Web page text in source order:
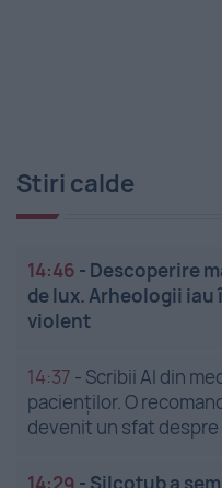
Stiri calde
14:46 - Descoperire
de lux. Arheologii
violent
14:37 - Scribii AI din
pacienților. O
devenit un sfat despre